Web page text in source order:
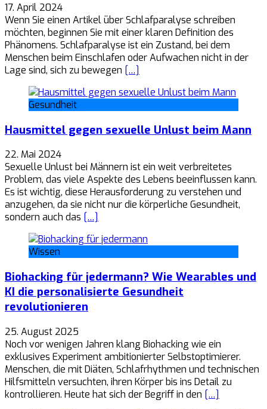
17. April 2024
Wenn Sie einen Artikel über Schlafparalyse schreiben
möchten, beginnen Sie mit einer klaren Definition des
Phänomens. Schlafparalyse ist ein Zustand, bei dem
Menschen beim Einschlafen oder Aufwachen nicht in der
Lage sind, sich zu bewegen […]
Gesundheit
Hausmittel gegen sexuelle Unlust beim Mann
22. Mai 2024
Sexuelle Unlust bei Männern ist ein weit verbreitetes
Problem, das viele Aspekte des Lebens beeinflussen kann.
Es ist wichtig, diese Herausforderung zu verstehen und
anzugehen, da sie nicht nur die körperliche Gesundheit,
sondern auch das […]
Wissen
Biohacking für jedermann? Wie Wearables und
KI die personalisierte Gesundheit
revolutionieren
25. August 2025
Noch vor wenigen Jahren klang Biohacking wie ein
exklusives Experiment ambitionierter Selbstoptimierer.
Menschen, die mit Diäten, Schlafrhythmen und technischen
Hilfsmitteln versuchten, ihren Körper bis ins Detail zu
kontrollieren. Heute hat sich der Begriff in den […]